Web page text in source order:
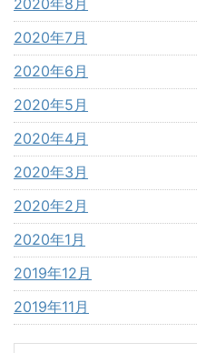
2020年7月
2020年6月
2020年5月
2020年4月
2020年3月
2020年2月
2020年1月
2019年12月
2019年11月